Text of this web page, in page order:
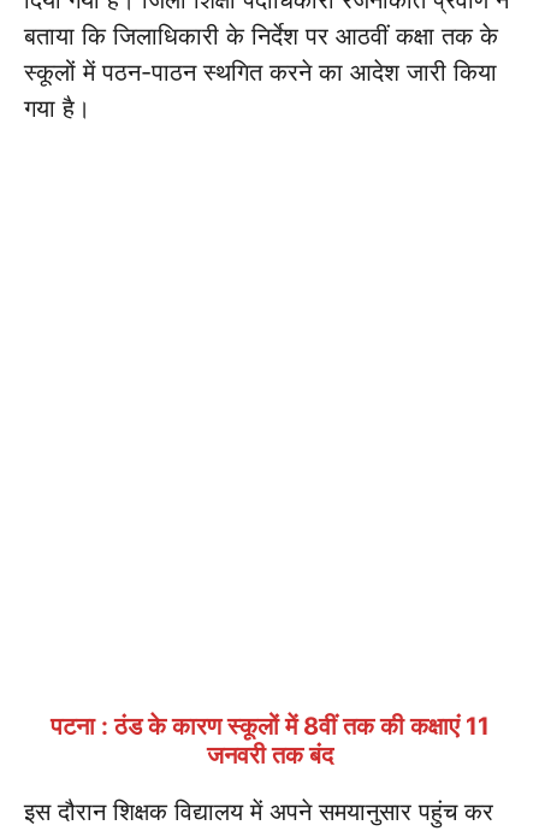
बताया कि जिलाधिकारी के निर्देश पर आठवीं कक्षा तक के
स्कूलों में पठन-पाठन स्थगित करने का आदेश जारी किया
गया है।
पटना : ठंड के कारण स्कूलों में 8वीं तक की कक्षाएं 11
जनवरी तक बंद
इस दौरान शिक्षक विद्यालय में अपने समयानुसार पहुंच कर